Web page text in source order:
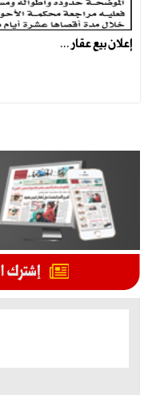
إعلان بيع عقار ...